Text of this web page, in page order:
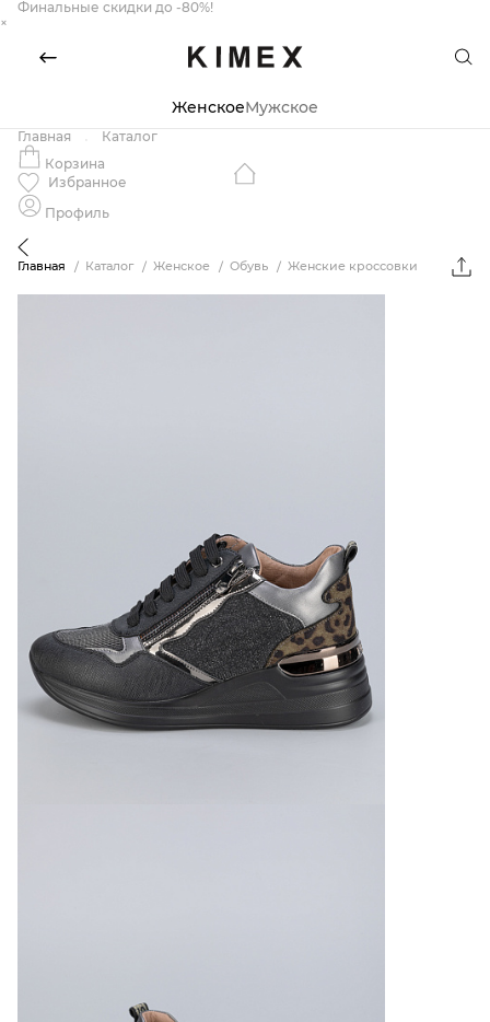
Финальные скидки до -80%!
×
ЖенскоеМужское
Главная
Каталог
Корзина
Избранное
Профиль
Главная Каталог Женское Обувь Женские кроссовки